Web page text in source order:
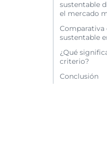
sustentable
el mercado
Comparativa
sustentable
¿Qué
criterio?
Conclusión